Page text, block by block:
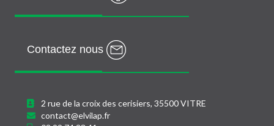
Contactez nous
2 rue de la croix des cerisiers, 35500 VITRE
contact@elvilap.fr